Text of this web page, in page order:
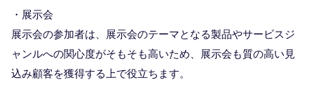
・展示会
展示会の参加者は、展示会のテーマとなる製品やサービスジ
ャンルへの関心度がそもそも高いため、展示会も質の高い見
込み顧客を獲得する上で役立ちます。